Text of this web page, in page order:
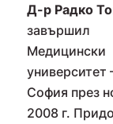
Д-р Радко
завършил
Медицински
университет
София през
2008 г.